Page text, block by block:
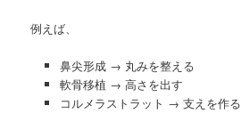
例えば、
鼻尖形成 → 丸みを整える
軟骨移植 → 高さを出す
コルメラストラット → 支えを作る